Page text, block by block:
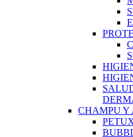
CHAMPU Y